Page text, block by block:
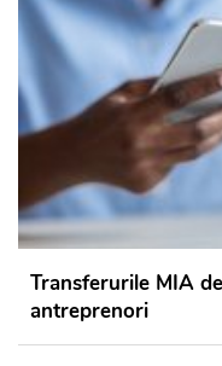
Transferurile MIA
antreprenori